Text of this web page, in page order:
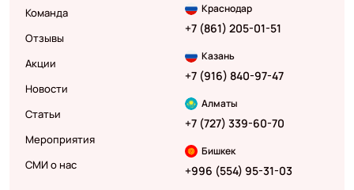
Команда
Отзывы
Акции
Новости
Статьи
Мероприятия
СМИ о нас
Краснодар
+7 (861) 205-01-51
Казань
+7 (916) 840-97-47
Алматы
+7 (727) 339-60-70
Бишкек
+996 (554) 95-31-03